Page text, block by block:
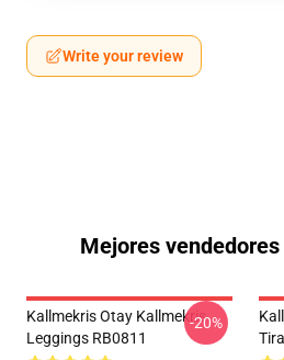
Write your review
Mejores
Kallmekris Otay Kallmekris
Leggings RB0811
-20%